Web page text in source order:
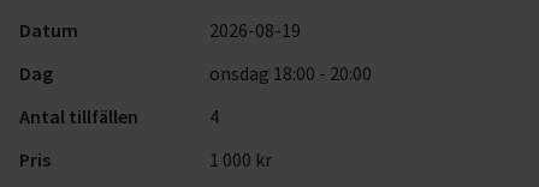
Datum
2026-08-19
Dag
onsdag 18:00 - 20:00
Antal tillfällen
4
Pris
1 000 kr